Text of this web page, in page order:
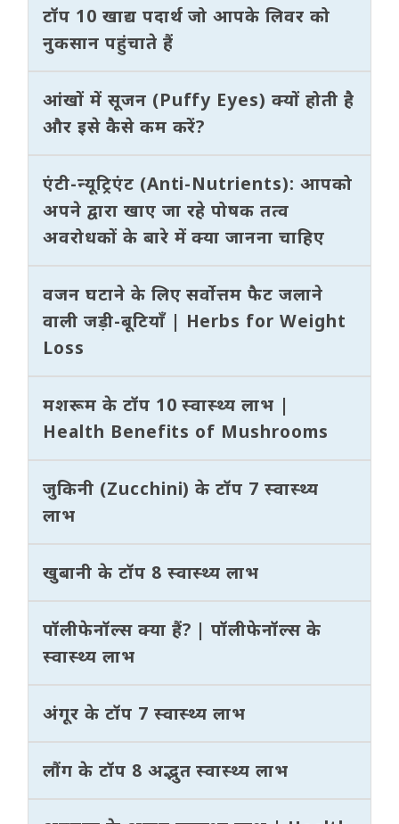
टॉप 10 खाद्य पदार्थ जो आपके लिवर को
नुकसान पहुंचाते हैं
आंखों में सूजन (Puffy Eyes) क्यों होती है
और इसे कैसे कम करें?
एंटी-न्यूट्रिएंट (Anti-Nutrients): आपको
अपने द्वारा खाए जा रहे पोषक तत्व
अवरोधकों के बारे में क्या जानना चाहिए
वजन घटाने के लिए सर्वोत्तम फैट जलाने
वाली जड़ी-बूटियाँ | Herbs for Weight
Loss
मशरूम के टॉप 10 स्वास्थ्य लाभ |
Health Benefits of Mushrooms
जुकिनी (Zucchini) के टॉप 7 स्वास्थ्य
लाभ
खुबानी के टॉप 8 स्वास्थ्य लाभ
पॉलीफेनॉल्स क्या हैं? | पॉलीफेनॉल्स के
स्वास्थ्य लाभ
अंगूर के टॉप 7 स्वास्थ्य लाभ
लौंग के टॉप 8 अद्भुत स्वास्थ्य लाभ